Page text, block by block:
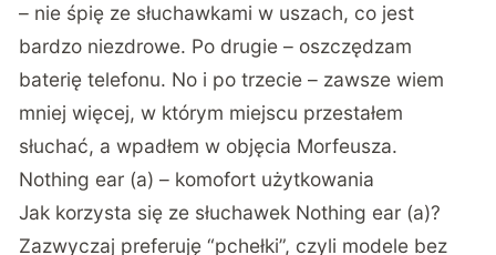
– nie śpię ze słuchawkami w uszach, co jest
bardzo niezdrowe. Po drugie – oszczędzam
baterię telefonu. No i po trzecie – zawsze wiem
mniej więcej, w którym miejscu przestałem
słuchać, a wpadłem w objęcia Morfeusza.
Nothing ear (a) – komofort użytkowania
Jak korzysta się ze słuchawek Nothing ear (a)?
Zazwyczaj preferuję “pchełki”, czyli modele bez